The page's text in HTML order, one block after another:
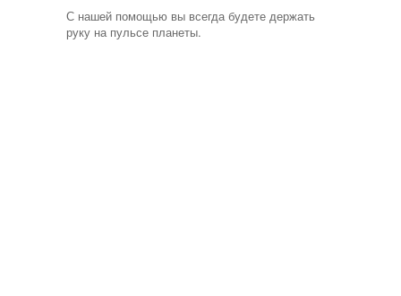
С нашей помощью вы всегда будете держать
руку на пульсе планеты.